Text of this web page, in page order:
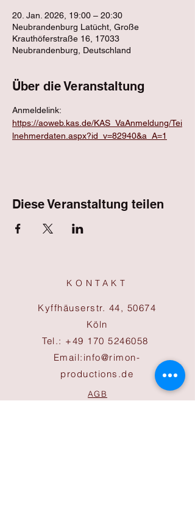
20. Jan. 2026, 19:00 – 20:30
Neubrandenburg Latücht, Große
Krauthöferstraße 16, 17033
Neubrandenburg, Deutschland
Über die Veranstaltung
Anmeldelink:
https://aoweb.kas.de/KAS_VaAnmeldung/Tei
lnehmerdaten.aspx?id_v=82940&a_A=1
Diese Veranstaltung teilen
KONTAKT
Kyffhäuserstr. 44, 50674
Köln
Tel.: +49 170 5246058
Email: info@rimon-
productions.de
AGB